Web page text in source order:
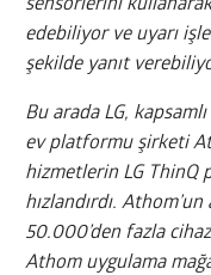
sensörlerini
edebiliyor ve uyarı
şekilde yanıt
Bu arada LG,
ev platformu şirketi
hizmetlerin LG ThinQ
hızlandırdı.
50.000’den fazla
Athom uygulama